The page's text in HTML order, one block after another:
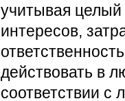
учитывая
интересов,
действовать в
соответствии с